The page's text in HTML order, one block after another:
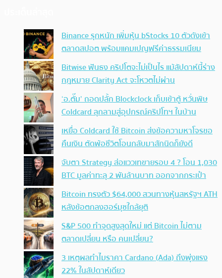
Binance รุกหนัก เพิ่มหุ้น bStocks 10 ตัวดังเข้า
ตลาดสปอต พร้อมแคมเปญฟรีค่าธรรมเนียม
Bitwise ฟันธง คริปโตจะไม่เป็นไร แม้สัปดาห์นี้ร่าง
กฎหมาย Clarity Act จะโหวตไม่ผ่าน
‘อ.ตั๊ม’ ถอดปลั้ก Blockclock เก็บเข้าตู้ หวั่นพิษ
Coldcard ลุกลามสู่อุปกรณ์คริปโทฯ ในบ้าน
เหยื่อ Coldcard ใช้ Bitcoin ส่งข้อความหาโจรขอ
คืนเงิน ตัดพ้อชีวิตโอนกลับมาสักนิดก็ยังดี
จับตา Strategy ส่อแววเทขายรอบ 4 ? โอน 1,030
BTC มูลค่าทะลุ 2 พันล้านบาท ออกจากกระเป๋า
Bitcoin ทรงตัว $64,000 สวนทางหุ้นสหรัฐฯ ATH
หลังข้อตกลงฮอร์มุซใกล้ยุติ
S&P 500 ทำจุดสูงสุดใหม่ แต่ Bitcoin ไม่ตาม
ตลาดเปลี่ยน หรือ คนเปลี่ยน?
3 เหตุผลทำไมราคา Cardano (Ada) ถึงพุ่งแรง
22% ในสัปดาห์เดียว